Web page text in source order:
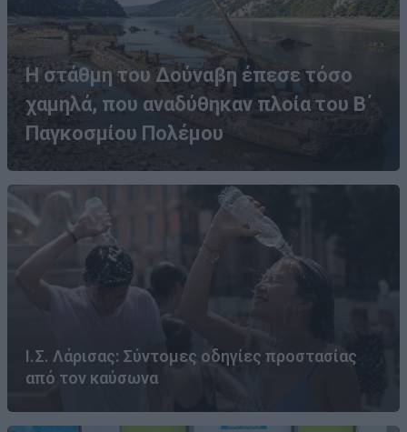
Η στάθμη του Δούναβη έπεσε τόσο
χαμηλά, που αναδύθηκαν πλοία του Β΄
Παγκοσμίου Πολέμου
Ι.Σ. Λάρισας: Σύντομες οδηγίες προστασίας
από τον καύσωνα